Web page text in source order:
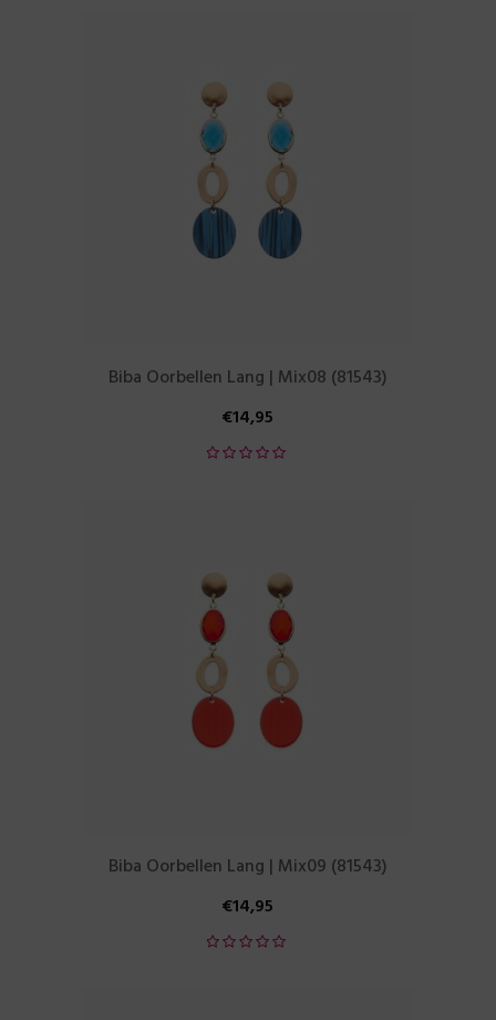
Biba Oorbellen Lang | Mix08 (81543)
€14,95
Biba Oorbellen Lang | Mix09 (81543)
€14,95